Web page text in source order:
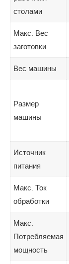
столами
Макс. Вес
заготовки
Вес машины
Размер
машины
Источник
питания
Макс. Ток
обработки
Макс.
Потребляемая
мощность